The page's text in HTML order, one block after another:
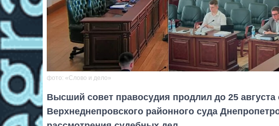
фото: «Слово и дело»
Высший совет правосудия продлил до 25 августа
Верхнеднепровского районного суда